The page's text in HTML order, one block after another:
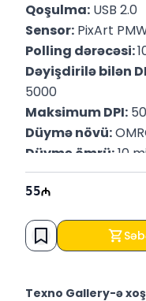
Qoşulma: USB 2.0
Sensor: PixArt
Polling dərəcəsi:
Dəyişdirilə bilən
5000
Maksimum DPI:
Düymə növü:
Düymə ömrü: 10
Düymələrin sayı:
İşıqlandırma:
55
Texno Gallery-ə